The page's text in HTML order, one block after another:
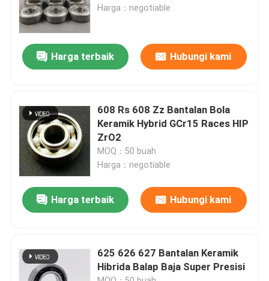
Pertunjukan VR
Tentang kami
Kontrol kualitas
Hubungi kami
Permintaan Penawaran
608 Bantalan Keramik
Harga：negotiable
Harga terbaik Hubungi kami
608 Rs 608 Zz Bantalan Bola
Keramik Hybrid GCr15 Races HIP
ZrO2
MOQ：50 buah
Harga：negotiable
Harga terbaik Hubungi kami
625 626 627 Bantalan Keramik
Hibrida Balap Baja Super Presisi